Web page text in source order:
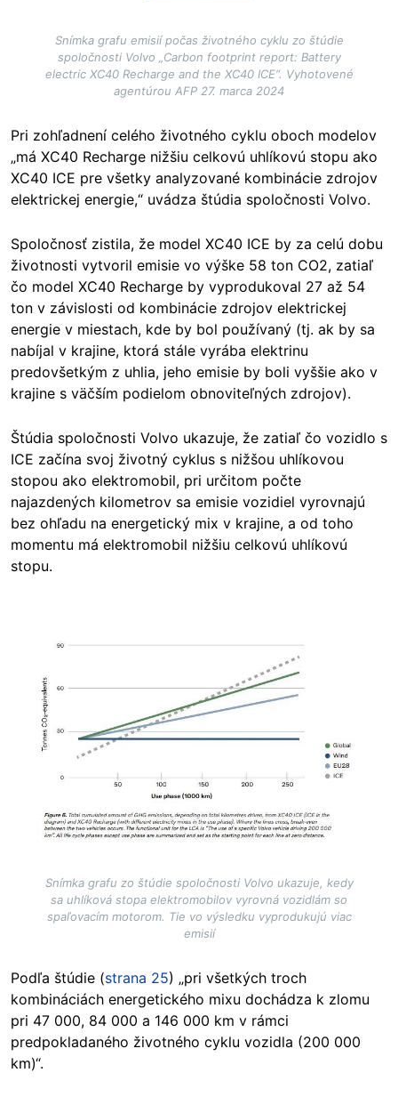
Snímka grafu emisií počas životného cyklu zo štúdie
spoločnosti Volvo „Carbon footprint report: Battery
electric XC40 Recharge and the XC40 ICE“. Vyhotovené
agentúrou AFP 27. marca 2024
Pri zohľadnení celého životného cyklu oboch modelov
„má XC40 Recharge nižšiu celkovú uhlíkovú stopu ako
XC40 ICE pre všetky analyzované kombinácie zdrojov
elektrickej energie,“ uvádza štúdia spoločnosti Volvo.
Spoločnosť zistila, že model XC40 ICE by za celú dobu
životnosti vytvoril emisie vo výške 58 ton CO2, zatiaľ
čo model XC40 Recharge by vyprodukoval 27 až 54
ton v závislosti od kombinácie zdrojov elektrickej
energie v miestach, kde by bol používaný (tj. ak by sa
nabíjal v krajine, ktorá stále vyrába elektrinu
predovšetkým z uhlia, jeho emisie by boli vyššie ako v
krajine s väčším podielom obnoviteľných zdrojov).
Štúdia spoločnosti Volvo ukazuje, že zatiaľ čo vozidlo s
ICE začína svoj životný cyklus s nižšou uhlíkovou
stopou ako elektromobil, pri určitom počte
najazdených kilometrov sa emisie vozidiel vyrovnajú
bez ohľadu na energetický mix v krajine, a od toho
momentu má elektromobil nižšiu celkovú uhlíkovú
stopu.
Snímka grafu zo štúdie spoločnosti Volvo ukazuje, kedy
sa uhlíková stopa elektromobilov vyrovná vozidlám so
spaľovacím motorom. Tie vo výsledku vyprodukujú viac
emisií
Podľa štúdie (strana 25) „pri všetkých troch
kombináciách energetického mixu dochádza k zlomu
pri 47 000, 84 000 a 146 000 km v rámci
predpokladaného životného cyklu vozidla (200 000
km)“.